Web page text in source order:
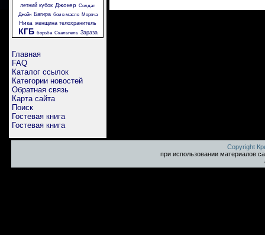
летний кубок Джокер Солдат
Джейн
Багира бои в масле Моряча
Ника женщина телохранитель
КГБ борьба Скальпель Зараза
Главная
FAQ
Каталог ссылок
Категории новостей
Обратная связь
Карта сайта
Поиск
Гостевая книга
Гостевая книга
Copyright
при использовании материалов